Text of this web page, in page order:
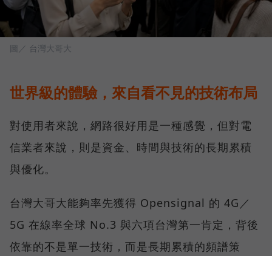
圖／ 台灣大哥大
世界級的體驗，來自看不見的技術布局
對使用者來說，網路很好用是一種感覺，但對電
信業者來說，則是資金、時間與技術的長期累積
與優化。
台灣大哥大能夠率先獲得 Opensignal 的 4G／
5G 在線率全球 No.3 與六項台灣第一肯定，背後
依靠的不是單一技術，而是長期累積的頻譜策